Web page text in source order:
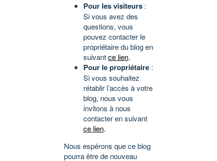
Pour les visiteurs :
Si vous avez des
questions, vous
pouvez contacter le
propriétaire du blog en
suivantce lien.
Pour le propriétaire :
Si vous souhaitez
rétablir l’accès à votre
blog, nous vous
invitons à nous
contacter en suivant
ce lien.
Nous espérons que ce blog
pourra être de nouveau